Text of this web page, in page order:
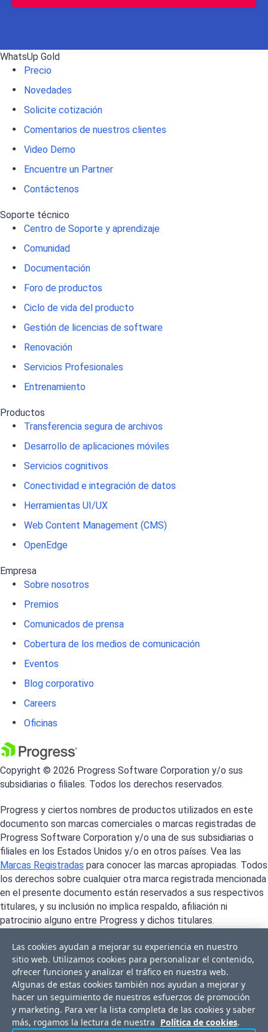
WhatsUp Gold
Precio
Novedades
Solicite cotización
Comentarios de nuestros clientes
Video Demo
Encuentre un Partner
Contáctenos
Soporte técnico
Centro de Soporte y aprendizaje
Comunidad
Documentación
Foro de productos
Ciclo de vida del producto
Gestión de licencias de software
Renovación
Servicios Profesionales
Entrenamiento
Productos
Transferencia segura de archivos
Desarrollo de aplicaciones móviles
Servicios cognitivos
Conectividad e integración de datos
Herramientas UI/UX
Web Content Management (CMS)
OpenEdge
Empresa
Sobre nosotros
Premios
Comunicados de prensa
Cobertura de los medios de comunicación
Eventos
Blog corporativo
Careers
Oficinas
Copyright © 2026 Progress Software Corporation y/o sus
subsidiarias o filiales. Todos los derechos reservados.
Progress y ciertos nombres de productos utilizados en este
documento son marcas comerciales o marcas registradas de
Progress Software Corporation y/o una de sus subsidiarias o
filiales en los Estados Unidos y/o en otros países. Vea las
Marcas Registradas para conocer las marcas apropiadas. Todos
los derechos sobre cualquier otra marca registrada mencionada
en el presente documento están reservados a sus respectivos
titulares, y su inclusión no implica respaldo, afiliación ni
patrocinio alguno entre Progress y dichos titulares.
Las cookies ayudan a mejorar su experiencia en nuestro
sitio web. Utilizamos cookies para personalizar el contenido,
ofrecer funciones y analizar el tráfico en nuestra web.
Algunas de estas cookies también nos ayudan a mejorar y
hacer un seguimiento de nuestros esfuerzos de promoción
y marketing. Para ver la lista completa de las cookies y saber
más, rogamos la lectura de nuestra Política de cookies.